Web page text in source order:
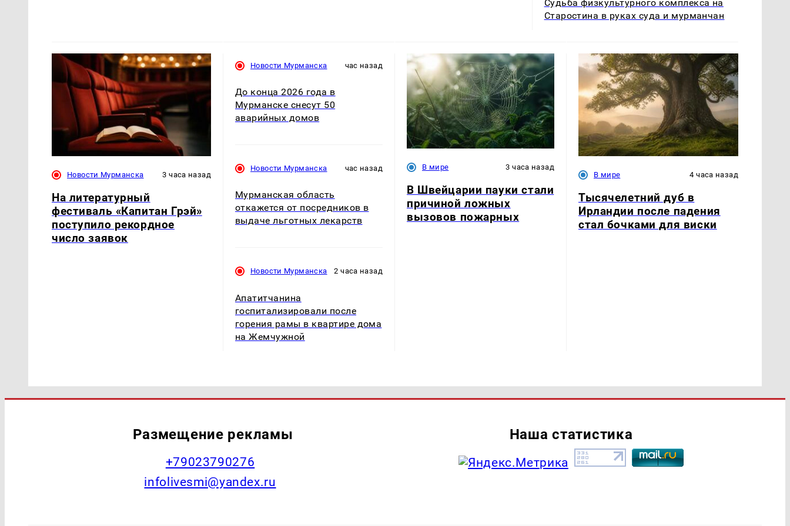
Судьба физкультурного комплекса на
Старостина в руках суда и мурманчан
Новости Мурманска 3 часа назад
На литературный
фестиваль «Капитан Грэй»
поступило рекордное
число заявок
Новости Мурманска час назад
До конца 2026 года в
Мурманске снесут 50
аварийных домов
Новости Мурманска час назад
Мурманская область
откажется от посредников в
выдаче льготных лекарств
Новости Мурманска 2 часа назад
Апатитчанина
госпитализировали после
горения рамы в квартире дома
на Жемчужной
В мире 3 часа назад
В Швейцарии пауки стали
причиной ложных
вызовов пожарных
В мире 4 часа назад
Тысячелетний дуб в
Ирландии после падения
стал бочками для виски
Размещение рекламы
+79023790276
infolivesmi@yandex.ru
Наша статистика